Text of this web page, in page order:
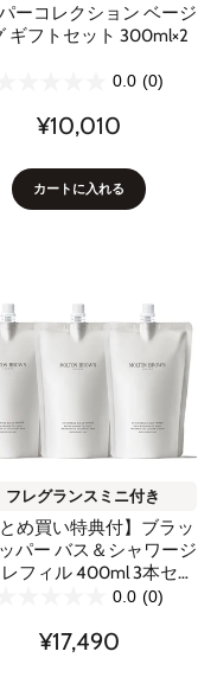
ーコレクション ベージ
ギフトセット 300ml×2
0.0 (0)
¥10,010
カートに入れる
フレグランスミニ付き
とめ買い特典付】ブラッ
パー バス＆シャワージ
フィル 400ml 3本セッ
0.0 (0)
¥17,490